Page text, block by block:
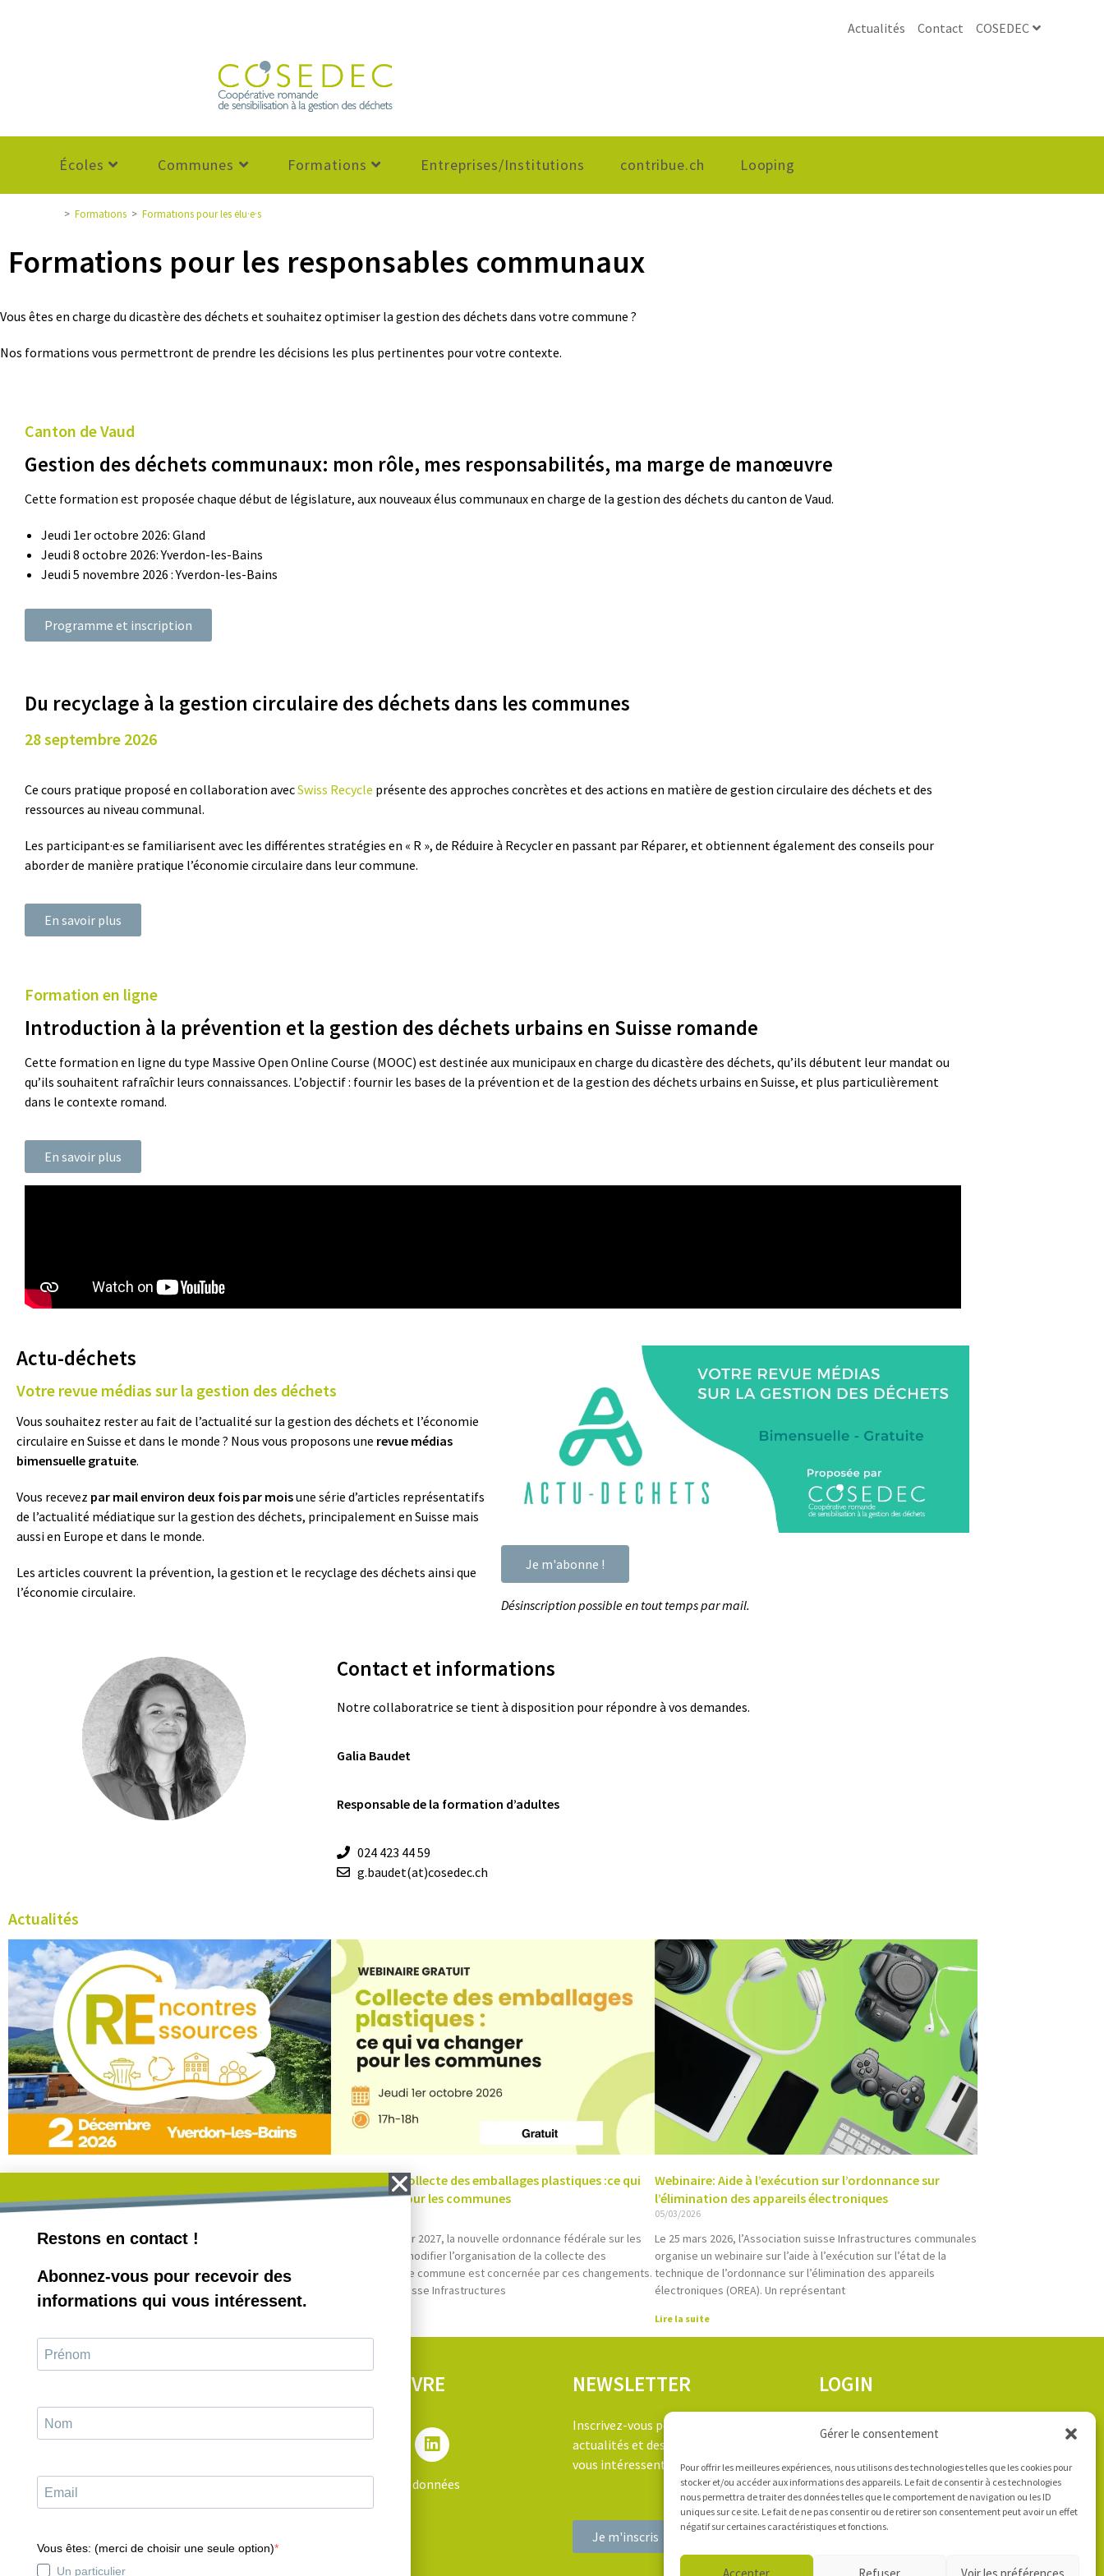
Gérer le consentement
Pour offrir les meilleures expériences, nous utilisons des technologies telles que les cookies pour
stocker et/ou accéder aux informations des appareils. Le fait de consentir à ces technologies
nous permettra de traiter des données telles que le comportement de navigation ou les ID
uniques sur ce site. Le fait de ne pas consentir ou de retirer son consentement peut avoir un effet
négatif sur certaines caractéristiques et fonctions.
Accepter Refuser Voir les préférences
Actualités Contact COSEDEC
Écoles Communes Formations Entreprises/Institutions contribue.ch Looping
> Formations > Formations pour les élu·e·s
Formations pour les responsables communaux
Vous êtes en charge du dicastère des déchets et souhaitez optimiser la gestion des déchets dans votre commune ?
Nos formations vous permettront de prendre les décisions les plus pertinentes pour votre contexte.
Canton de Vaud
Gestion des déchets communaux: mon rôle, mes responsabilités, ma marge de manœuvre​
Cette formation est proposée chaque début de législature, aux nouveaux élus communaux en charge de la gestion des déchets du canton de Vaud.
Jeudi 1er octobre 2026: Gland
Jeudi 8 octobre 2026: Yverdon-les-Bains
Jeudi 5 novembre 2026 : Yverdon-les-Bains
Programme et inscription
Du recyclage à la gestion circulaire des déchets dans les communes
28 septembre 2026
Ce cours pratique proposé en collaboration avecSwiss Recycle présente des approches concrètes et des actions en matière de gestion circulaire des déchets et des
ressources au niveau communal.
Les participant·es se familiarisent avec les différentes stratégies en « R », de Réduire à Recycler en passant par Réparer, et obtiennent également des conseils pour
aborder de manière pratique l’économie circulaire dans leur commune.
En savoir plus
Formation en ligne
Introduction à la prévention et la gestion des déchets urbains en Suisse romande​
Cette formation en ligne du type Massive Open Online Course (MOOC) est destinée aux municipaux en charge du dicastère des déchets, qu’ils débutent leur mandat ou
qu’ils souhaitent rafraîchir leurs connaissances. L’objectif : fournir les bases de la prévention et de la gestion des déchets urbains en Suisse, et plus particulièrement
dans le contexte romand.​
En savoir plus
Actu-déchets
Votre revue médias sur la gestion des déchets
Vous souhaitez rester au fait de l’actualité sur la gestion des déchets et l’économie
circulaire en Suisse et dans le monde ? Nous vous proposons une revue médias
bimensuelle gratuite.
Vous recevez par mail environ deux fois par moisune série d’articles représentatifs
de l’actualité médiatique sur la gestion des déchets, principalement en Suisse mais
aussi en Europe et dans le monde.
Les articles couvrent la prévention, la gestion et le recyclage des déchets ainsi que
l’économie circulaire.
Je m'abonne !
Désinscription possible en tout temps par mail.
Contact et informations
Notre collaboratrice se tient à disposition pour répondre à vos demandes.
Galia Baudet
Responsable de la formation d’adultes
024 423 44 59
g.baudet(at)cosedec.ch
Actualités
autour des grands enjeux actuels de la gestion des déchets dans
Communales et COSEDEC ont
Lire la suite
Webinaire – Collecte des emballages plastiques :ce qui
va changer pour les communes
Dès le 1er janvier 2027, la nouvelle ordonnance fédérale sur les
emballages va modifier l’organisation de la collecte des
plastiques. Votre commune est concernée par ces changements.
L’Association suisse Infrastructures
Webinaire: Aide à l’exécution sur l’ordonnance sur
l’élimination des appareils électroniques
05/03/2026
Le 25 mars 2026, l’Association suisse Infrastructures communales
organise un webinaire sur l’aide à l’exécution sur l’état de la
technique de l’ordonnance sur l’élimination des appareils
électroniques (OREA). Un représentant
Lire la suite
NOUS SUIVRE
Protection des données
NEWSLETTER
Inscrivez-vous pour recevoir nos
actualités et des informations qui
vous intéressent!
Je m'inscris
LOGIN
Accès e-mails - Outlook